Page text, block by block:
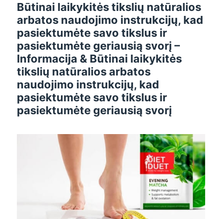
Būtinai laikykitės tikslių natūralios
arbatos naudojimo instrukcijų, kad
pasiektumėte savo tikslus ir
pasiektumėte geriausią svorį –
Informacija & Būtinai laikykitės
tikslių natūralios arbatos
naudojimo instrukcijų, kad
pasiektumėte savo tikslus ir
pasiektumėte geriausią svorį